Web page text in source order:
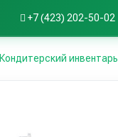
+7 (423) 202-50-02
Кондитерский инвентарь